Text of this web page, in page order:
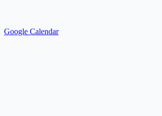
Google Calendar